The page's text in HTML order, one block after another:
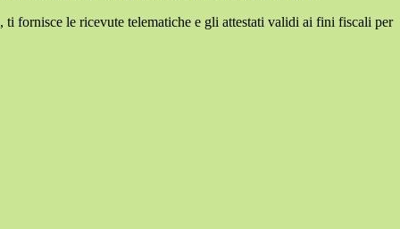
fornisce le ricevute telematiche e gli attestati validi ai fini fiscali per